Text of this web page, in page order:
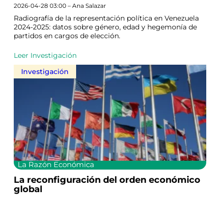
2026-04-28 03:00 – Ana Salazar
Radiografía de la representación política en Venezuela
2024-2025: datos sobre género, edad y hegemonía de
partidos en cargos de elección.
Leer Investigación
Investigación
La Razón Económica
La reconfiguración del orden económico
global